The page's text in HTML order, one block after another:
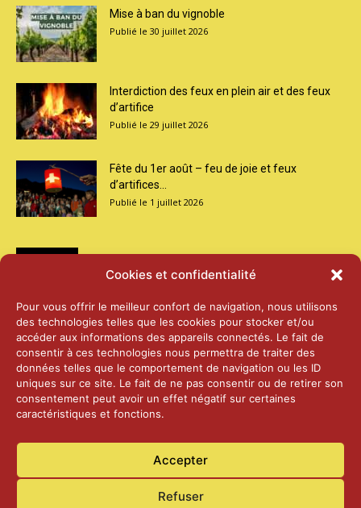
Cookies et confidentialité
Pour vous offrir le meilleur confort de navigation, nous utilisons
des technologies telles que les cookies pour stocker et/ou
accéder aux informations des appareils connectés. Le fait de
consentir à ces technologies nous permettra de traiter des
données telles que le comportement de navigation ou les ID
uniques sur ce site. Le fait de ne pas consentir ou de retirer son
consentement peut avoir un effet négatif sur certaines
caractéristiques et fonctions.
Accepter
Refuser
Mise à ban du vignoble
30 juillet 2026
Interdiction des feux en plein air et des feux
d’artifice
29 juillet 2026
Fête du 1er août – feu de joie et feux
d’artifices...
1 juillet 2026
2026 – Laiterie d’Orsières et Abbaye de St-
Maurice
25 juin 2026
2025 – Palais Fédéral – Berne
25 juin 2026
Aînés – Noël 2024